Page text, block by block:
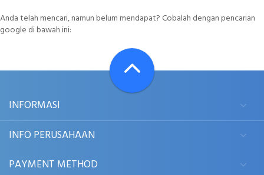
Anda telah mencari, namun belum mendapat? Cobalah dengan pencarian
google di bawah ini:
INFORMASI
INFO PERUSAHAAN
PAYMENT METHOD